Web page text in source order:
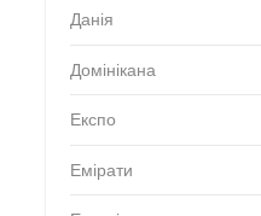
Данія
Домінікана
Експо
Емірати